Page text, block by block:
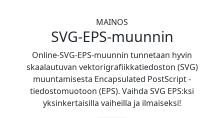
MAINOS
SVG-EPS-muunnin
Online-SVG-EPS-muunnin tunnetaan hyvin
skaalautuvan vektorigrafiikkatiedoston (SVG)
muuntamisesta Encapsulated PostScript -
tiedostomuotoon (EPS). Vaihda SVG EPS:ksi
yksinkertaisilla vaiheilla ja ilmaiseksi!